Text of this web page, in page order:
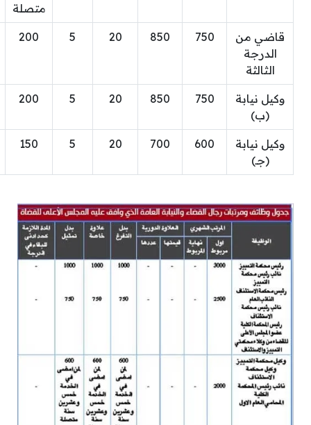
متصلة
قاضي من
الدرجة
الثالثة
750
850
20
5
200
وكيل نيابة
(ب)
750
850
20
5
200
وكيل نيابة
(جـ)
600
700
20
5
150